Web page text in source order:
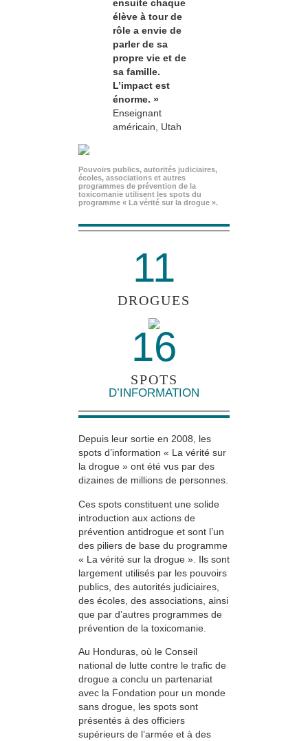
ensuite chaque
élève à tour de
rôle a envie de
parler de sa
propre vie et de
sa famille.
L’impact est
énorme. »
Enseignant
américain, Utah
Pouvoirs publics, autorités judiciaires,
écoles, associations et autres
programmes de prévention de la
toxicomanie utilisent les spots du
programme « La vérité sur la drogue ».
11
DROGUES
16
SPOTS
D’INFORMATION
Depuis leur sortie en 2008, les
spots d’information « La vérité sur
la drogue » ont été vus par des
dizaines de millions de personnes.
Ces spots constituent une solide
introduction aux actions de
prévention antidrogue et sont l’un
des piliers de base du programme
« La vérité sur la drogue ». Ils sont
largement utilisés par les pouvoirs
publics, des autorités judiciaires,
des écoles, des associations, ainsi
que par d’autres programmes de
prévention de la toxicomanie.
Au Honduras, où le Conseil
national de lutte contre le trafic de
drogue a conclu un partenariat
avec la Fondation pour un monde
sans drogue, les spots sont
présentés à des officiers
supérieurs de l’armée et à des